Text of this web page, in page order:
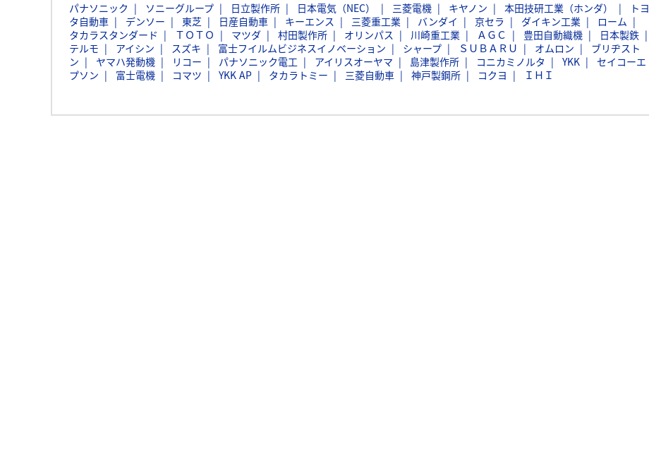
パナソニック ソニーグループ 日立製作所 日本電気（NEC） 三菱電機 キヤノン 本田技研工業（ホンダ）
トヨ
タ自動車
デンソー 東芝 日産自動車 キーエンス 三菱重工業 バンダイ 京セラ ダイキン工業
ローム
タカラスタンダード
ＴＯＴＯ マツダ 村田製作所 オリンパス 川崎重工業 ＡＧＣ 豊田自動織機
日本製鉄
テルモ
アイシン スズキ 富士フイルムビジネスイノベーション シャープ ＳＵＢＡＲＵ オムロン
ブリヂスト
ン
ヤマハ発動機 リコー パナソニック電工 アイリスオーヤマ 島津製作所 コニカミノルタ YKK
セイコーエ
プソン
富士電機 コマツ YKK AP タカラトミー 三菱自動車 神戸製鋼所 コクヨ ＩＨＩ